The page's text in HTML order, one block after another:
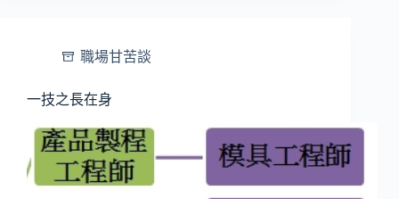
職場甘苦談
一技之長在身